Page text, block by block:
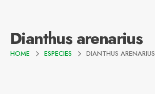
Dianthus arenarius
HOME ESPECIES DIANTHUS ARENARIUS